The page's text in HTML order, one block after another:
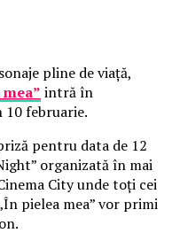
pline de viață,
intră în
februarie.
pentru data de 12
organizată în mai
City unde toți cei
pielea mea” vor primi